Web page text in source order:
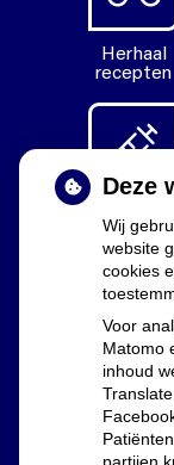
Herhaal
recepten
Diabetes
middelen
Uw
Lia Dekker,
Deze
Wij
website
cookies
Voor
Matomo
inhoud